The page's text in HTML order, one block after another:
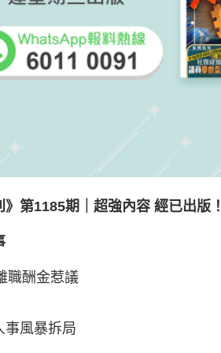
》第1185期｜超強內容 經已出版
職酬金惹議
事風暴拆局